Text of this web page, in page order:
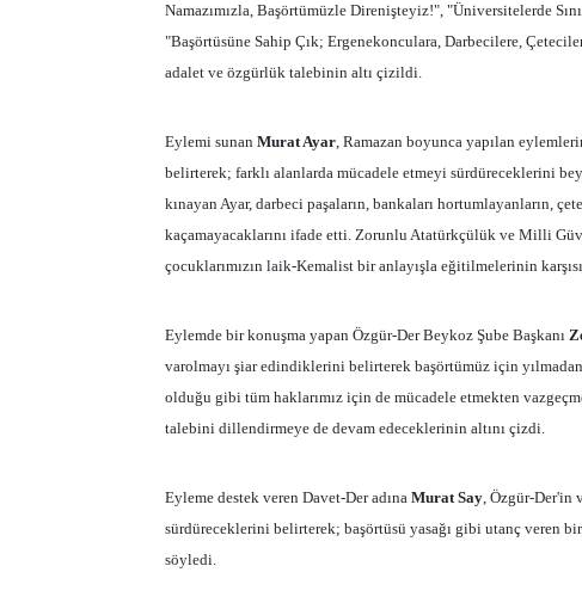
Namazımızla, Başörtümüzle Direnişteyiz!", "Üniversitelerde
"Başörtüsüne Sahip Çık; Ergenekonculara, Darbecilere,
adalet ve özgürlük talebinin altı çizildi.
Eylemi sunan Murat Ayar, Ramazan boyunca yapılan
belirterek; farklı alanlarda mücadele etmeyi sürdüreceklerini
kınayan Ayar, darbeci paşaların, bankaları hortumlayanların,
kaçamayacaklarını ifade etti. Zorunlu Atatürkçülük ve Milli
çocuklarımızın laik-Kemalist bir anlayışla eğitilmelerinin
Eylemde bir konuşma yapan Özgür-Der Beykoz Şube Başkanı
varolmayı şiar edindiklerini belirterek başörtümüz için
olduğu gibi tüm haklarımız için de mücadele etmekten
talebini dillendirmeye de devam edeceklerinin altını çizdi.
Eyleme destek veren Davet-Der adına Murat Say, Özgür-Der'in
sürdüreceklerini belirterek; başörtüsü yasağı gibi utanç veren
söyledi.